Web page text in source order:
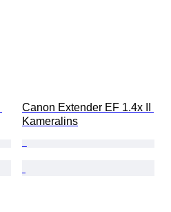
Canon Extender EF 1.4x II
Kameralins